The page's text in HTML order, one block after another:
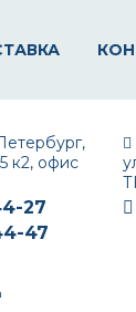
к2, офис
27
47